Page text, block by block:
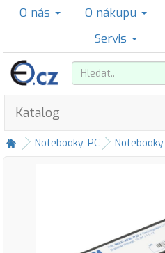
O nás O nákupu
Servis
Katalog
Notebooky, PC